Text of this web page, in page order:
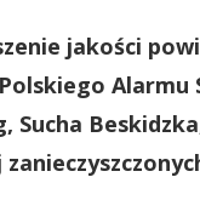
jakości
Polskiego Alarmu